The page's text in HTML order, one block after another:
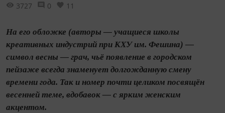
3727 0 11
На его обложке (авторы — учащиеся школы
креативных индустрий при КХУ им. Фешина) —
символ весны — грач, чьё появление в городском
пейзаже всегда знаменует долгожданную смену
времени года. Так и номер почти целиком посвящён
весенней теме, вдобавок — с ярким женским
акцентом.